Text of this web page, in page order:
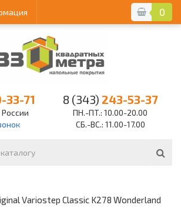
0
33-71 8 (343) 243-53-37
ПН.-ПТ.: 10.00-20.00
СБ.-ВС.: 11.00-17.00
Variostep Classic K278 Wonderland